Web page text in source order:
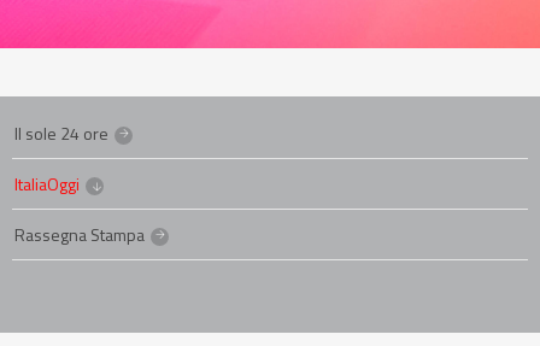
Il sole 24 ore
ItaliaOggi
Rassegna Stampa